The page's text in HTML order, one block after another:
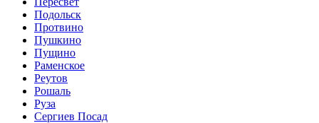
Подольск
Протвино
Пушкино
Пущино
Раменское
Реутов
Рошаль
Руза
Сергиев Посад